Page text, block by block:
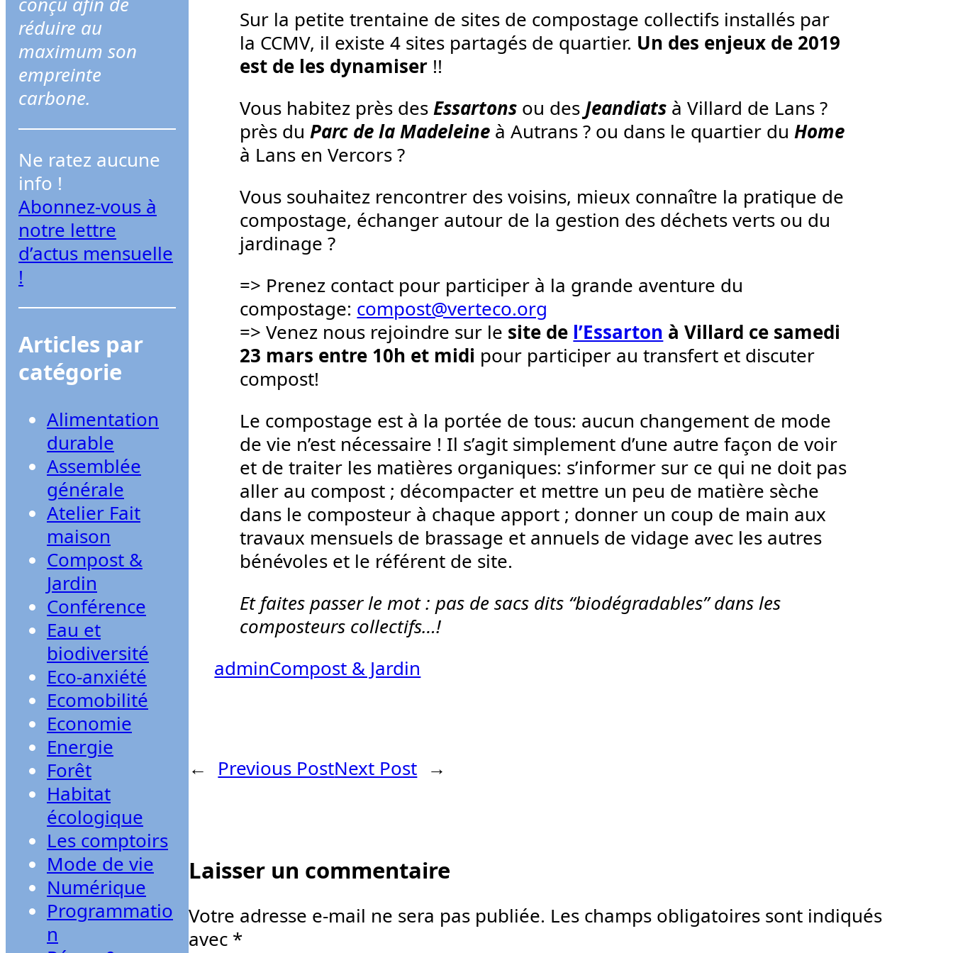
r
c
h
e
r
réduire au
maximum son
empreinte
carbone.
Ne ratez aucune
info !
Abonnez-vous à
notre lettre
d’actus mensuelle
!
Articles par
catégorie
Alimentation
durable
Assemblée
générale
Atelier Fait
maison
Compost &
Jardin
Conférence
Eau et
biodiversité
Eco-anxiété
Ecomobilité
Economie
Energie
Forêt
Habitat
écologique
Les comptoirs
Mode de vie
Numérique
Programmatio
n
Sur la petite trentaine de sites de compostage collectifs installés par
la CCMV, il existe 4 sites partagés de quartier. Un des enjeux de 2019
est de les dynamiser !!
Vous habitez près desEssartons ou des Jeandiats à Villard de Lans ?
près duParc de la Madeleine à Autrans ? ou dans le quartier du Home
à Lans en Vercors ?
Vous souhaitez rencontrer des voisins, mieux connaître la pratique de
compostage, échanger autour de la gestion des déchets verts ou du
jardinage ?
=> Prenez contact pour participer à la grande aventure du
compostage: compost@verteco.org
=> Venez nous rejoindre sur le site de l’Essarton à Villard ce samedi
23 mars entre 10h et midi pour participer au transfert et discuter
compost!
Le compostage est à la portée de tous: aucun changement de mode
de vie n’est nécessaire ! Il s’agit simplement d’une autre façon de voir
et de traiter les matières organiques: s’informer sur ce qui ne doit pas
aller au compost ; décompacter et mettre un peu de matière sèche
dans le composteur à chaque apport ; donner un coup de main aux
travaux mensuels de brassage et annuels de vidage avec les autres
bénévoles et le référent de site.
Et faites passer le mot : pas de sacs dits “biodégradables” dans les
composteurs collectifs…!
adminCompost & Jardin
← Previous PostNext Post →
Laisser un commentaire
Votre adresse e-mail ne sera pas publiée. Les champs obligatoires sont indiqués
avec *